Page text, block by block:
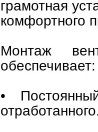
грамотная
комфортного
Монтаж
обеспечивает:
•